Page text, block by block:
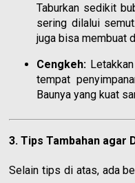
Taburkan sedikit
sering dilalui
juga bisa membuat
Cengkeh:
tempat
Baunya yang kuat
3. Tips Tambahan agar
Selain tips di atas, ada